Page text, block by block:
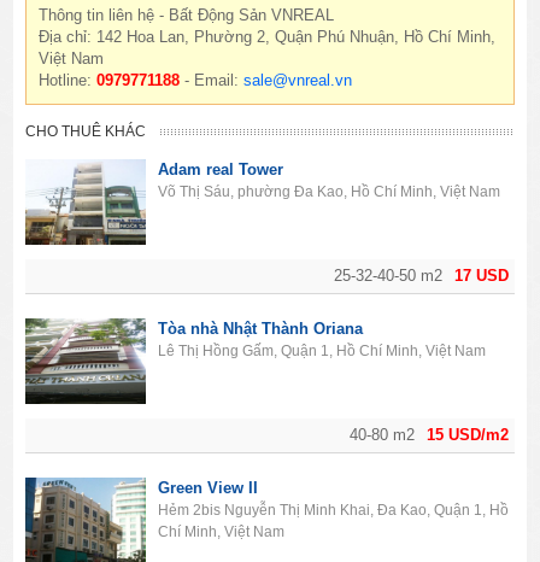
Thông tin liên hệ - Bất Động Sản VNREAL
Địa chỉ: 142 Hoa Lan, Phường 2, Quận Phú Nhuận, Hồ Chí Minh,
Việt Nam
Hotline:0979771188 - Email:sale@vnreal.vn
CHO THUÊ KHÁC
17 USD
25-32-40-50 m2
Adam real Tower
Võ Thị Sáu, phường Đa Kao, Hồ Chí Minh, Việt Nam
15 USD/m2
40-80 m2
Tòa nhà Nhật Thành Oriana
Lê Thị Hồng Gấm, Quận 1, Hồ Chí Minh, Việt Nam
Green View II
Hẻm 2bis Nguyễn Thị Minh Khai, Đa Kao, Quận 1, Hồ
Chí Minh, Việt Nam